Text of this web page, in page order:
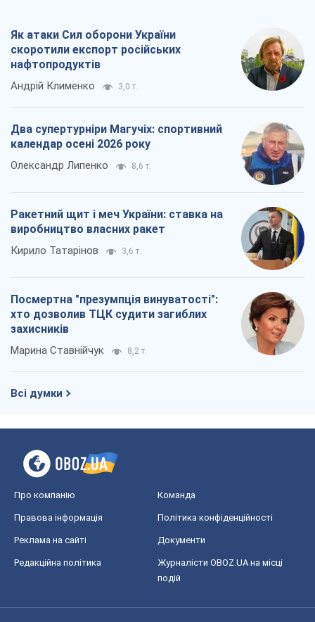
Як атаки Сил оборони України
скоротили експорт російських
нафтопродуктів
Андрій Клименко 3,0 т.
Два супертурніри Магучіх: спортивний
календар осені 2026 року
Олександр Липенко 8,6 т.
Ракетний щит і меч України: ставка на
виробництво власних ракет
Кирило Татарінов 3,6 т.
Посмертна "презумпція винуватості":
хто дозволив ТЦК судити загиблих
захисників
Марина Ставнійчук 8,2 т.
Всі думки
Про компанію Команда
Правова інформація Політика конфіденційності
Реклама на сайті Документи
Редакційна політика
Журналісти OBOZ.UA на місці
подій